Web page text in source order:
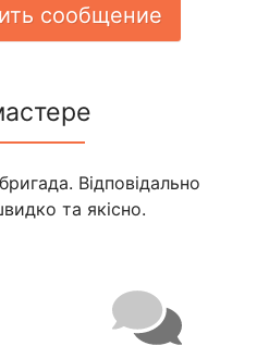
сообщение
Відповідально
та якісно.